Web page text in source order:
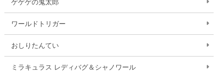
ゲゲゲの鬼太郎
ワールドトリガー
おしりたんてい
ミラキュラス レディバグ＆シャノワール